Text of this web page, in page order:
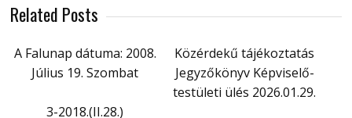
Related Posts
A Falunap dátuma: 2008.
Július 19. Szombat
Közérdekű tájékoztatás
Jegyzőkönyv Képviselő-
testületi ülés 2026.01.29.
3-2018.(II.28.)